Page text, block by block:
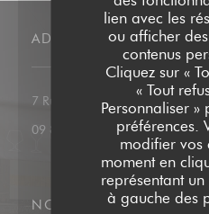
lien avec les
ou afficher
contenus
Cliquez sur «
« Tout
Personnaliser
préférences.
modifier vos
moment en
représentant
à gauche des
ADRESSE
7 Rue des Moines 75017 Paris
09 85 02 91 78
NOUS SUIVRE